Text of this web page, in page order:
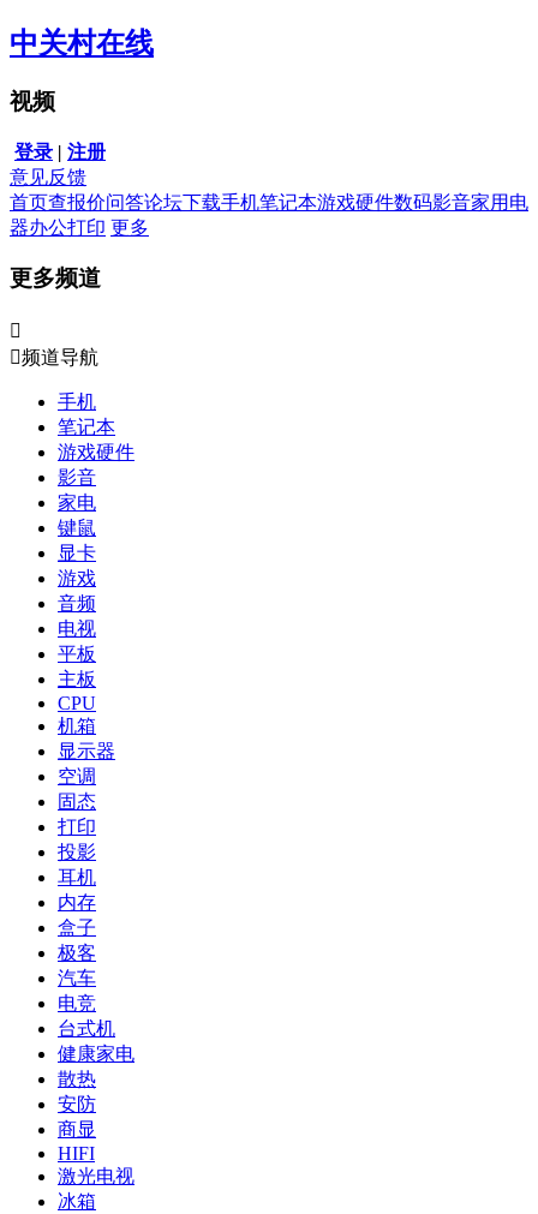
中关村在线
视频
登录 | 注册
意见反馈
首页查报价问答论坛下载手机笔记本游戏硬件数码影音家用电
器办公打印 更多
更多频道

频道导航
手机
笔记本
游戏硬件
影音
家电
键鼠
显卡
游戏
音频
电视
平板
主板
CPU
机箱
显示器
空调
固态
打印
投影
耳机
内存
盒子
极客
汽车
电竞
台式机
健康家电
散热
安防
商显
HIFI
激光电视
冰箱